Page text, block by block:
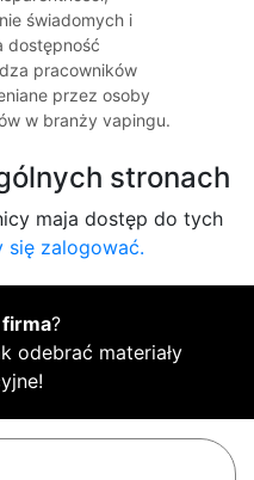
świadomych i
dostępność
pracowników
przez osoby
w branży vapingu.
stronach
maja dostęp do tych
się zalogować.
firma?
odebrać materiały